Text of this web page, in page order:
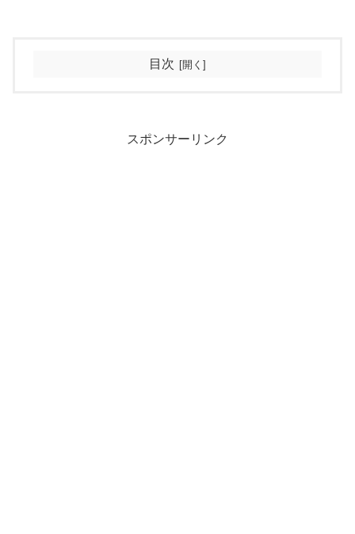
目次
スポンサーリンク